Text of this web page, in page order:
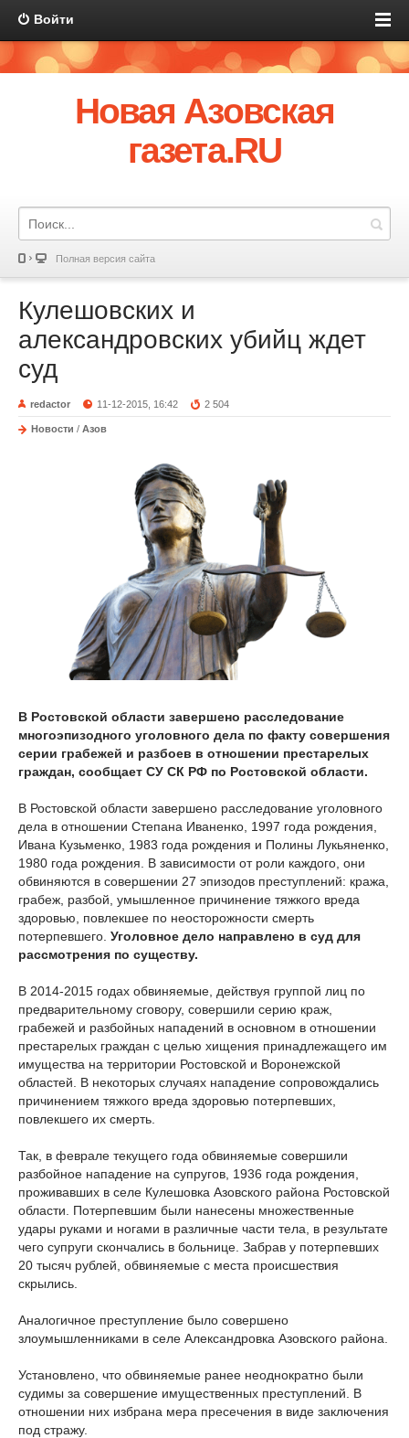
Войти
Новая Азовская
газета.RU
Полная версия сайта
Кулешовских и
александровских убийц ждет
суд
redactor 11-12-2015, 16:42 2 504
Новости / Азов
В Ростовской области завершено расследование
многоэпизодного уголовного дела по факту совершения
серии грабежей и разбоев в отношении престарелых
граждан, сообщает СУ СК РФ по Ростовской области.
В Ростовской области завершено расследование уголовного
дела в отношении Степана Иваненко, 1997 года рождения,
Ивана Кузьменко, 1983 года рождения и Полины Лукьяненко,
1980 года рождения. В зависимости от роли каждого, они
обвиняются в совершении 27 эпизодов преступлений: кража,
грабеж, разбой, умышленное причинение тяжкого вреда
здоровью, повлекшее по неосторожности смерть
потерпевшего. Уголовное дело направлено в суд для
рассмотрения по существу.
В 2014-2015 годах обвиняемые, действуя группой лиц по
предварительному сговору, совершили серию краж,
грабежей и разбойных нападений в основном в отношении
престарелых граждан с целью хищения принадлежащего им
имущества на территории Ростовской и Воронежской
областей. В некоторых случаях нападение сопровождались
причинением тяжкого вреда здоровью потерпевших,
повлекшего их смерть.
Так, в феврале текущего года обвиняемые совершили
разбойное нападение на супругов, 1936 года рождения,
проживавших в селе Кулешовка Азовского района Ростовской
области. Потерпевшим были нанесены множественные
удары руками и ногами в различные части тела, в результате
чего супруги скончались в больнице. Забрав у потерпевших
20 тысяч рублей, обвиняемые с места происшествия
скрылись.
Аналогичное преступление было совершено
злоумышленниками в селе Александровка Азовского района.
Установлено, что обвиняемые ранее неоднократно были
судимы за совершение имущественных преступлений. В
отношении них избрана мера пресечения в виде заключения
под стражу.